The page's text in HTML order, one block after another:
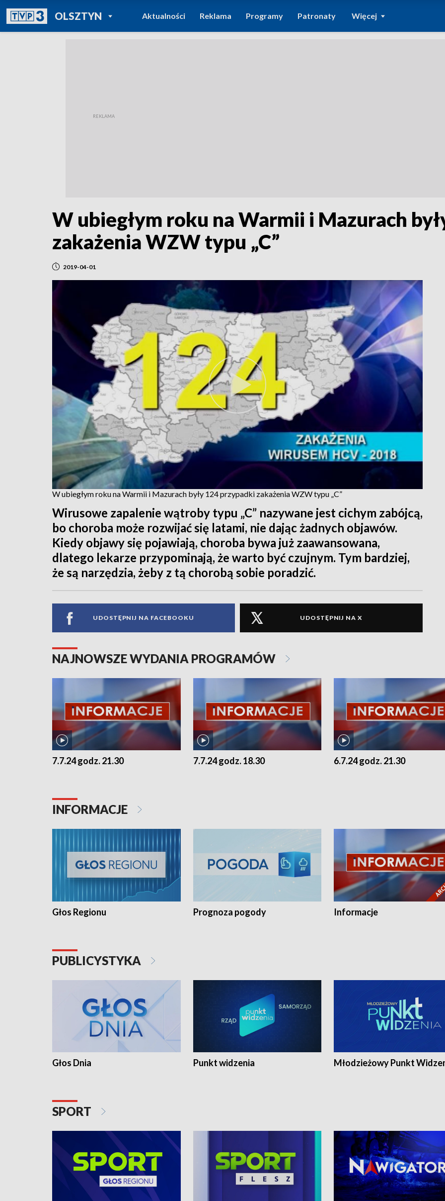
OLSZTYNPOWRÓT DO
TVP REGIONY
Aktualności Reklama Programy Patronaty Więcej
W ubiegłym roku na Warmii i Mazurach
zakażenia WZW typu „C”
2019-04-01
W ubiegłym roku na Warmii i Mazurach były 124 przypadki zakażenia WZW typu „C”
Wirusowe zapalenie wątroby typu „C” nazywane jest cichym zabójcą,
bo choroba może rozwijać się latami, nie dając żadnych objawów.
Kiedy objawy się pojawiają, choroba bywa już zaawansowana,
dlatego lekarze przypominają, że warto być czujnym. Tym bardziej,
że są narzędzia, żeby z tą chorobą sobie poradzić.
UDOSTĘPNIJ NA FACEBOOKU UDOSTĘPNIJ NA X
NAJNOWSZE WYDANIA PROGRAMÓW
7.7.24 godz. 21.30 7.7.24 godz. 18.30 6.7.24 godz. 21.30
INFORMACJE
Głos Regionu Prognoza pogody Informacje
PUBLICYSTYKA
Głos Dnia Punkt widzenia Młodzieżowy Punkt
SPORT